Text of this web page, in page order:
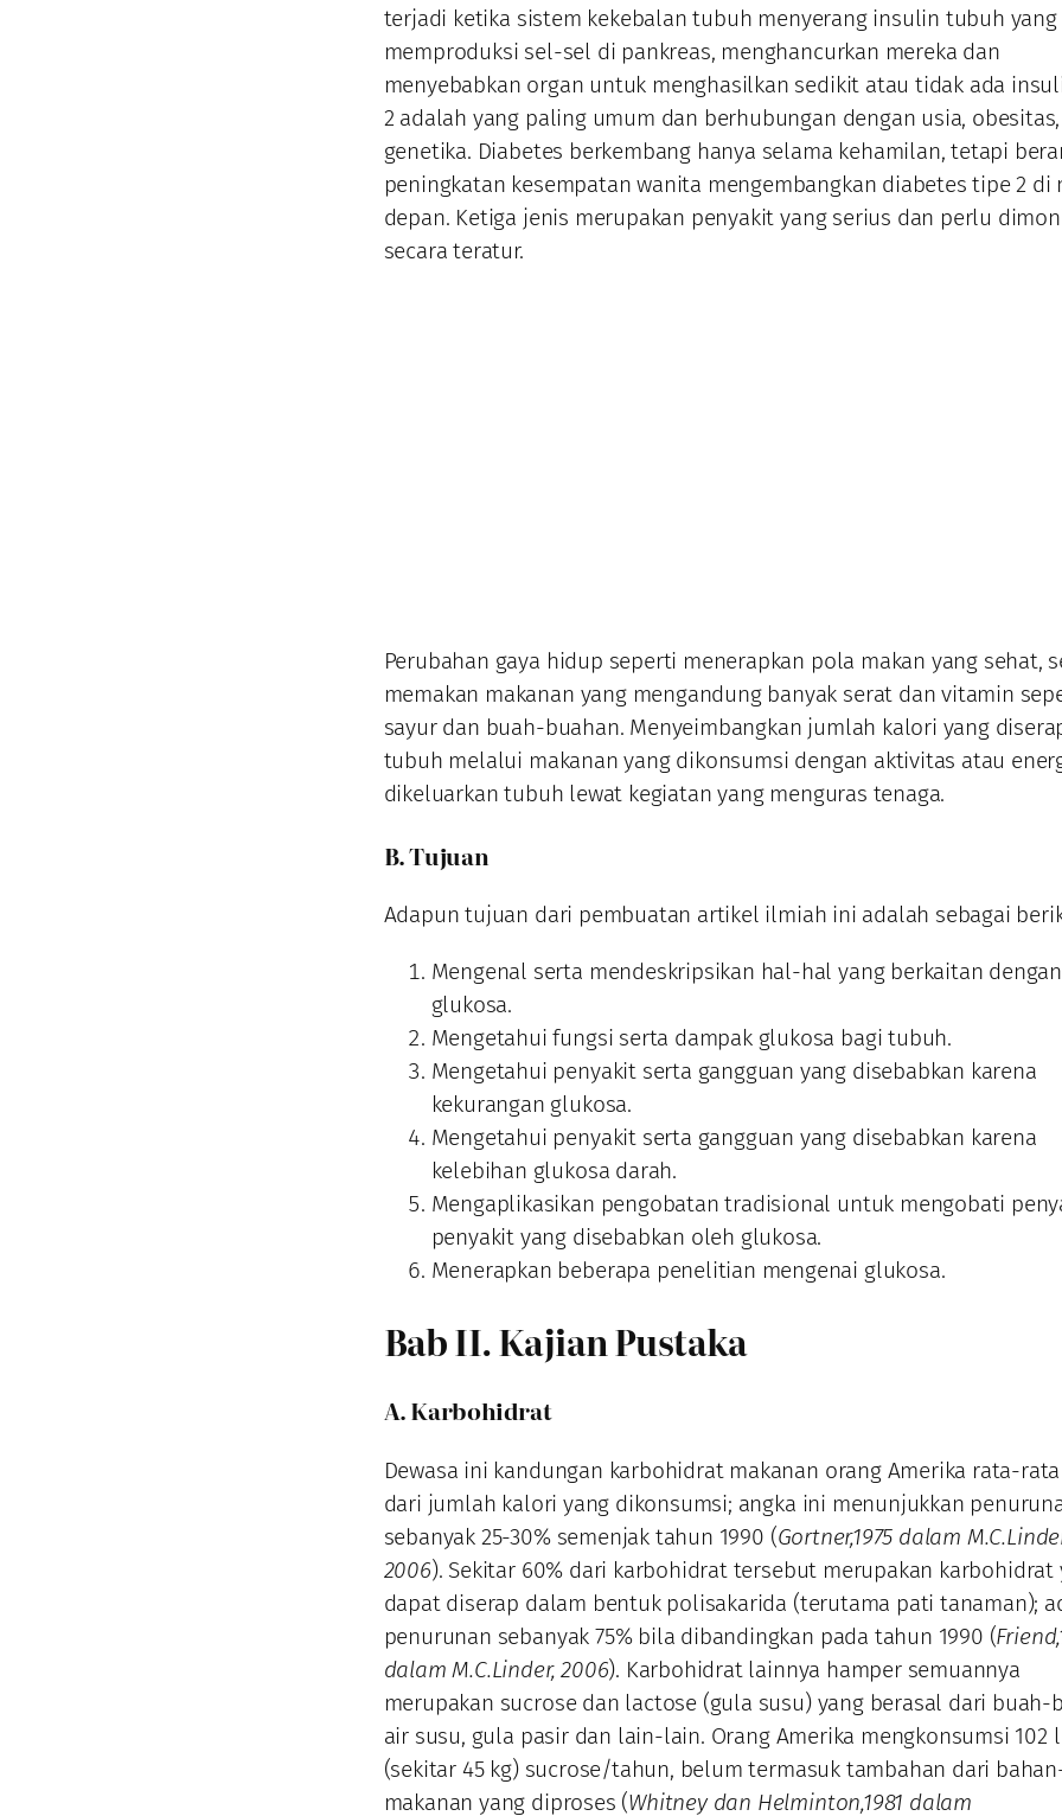
terjadi ketika sistem kekebalan tubuh menyerang insulin tubuh yang
memproduksi sel-sel di pankreas, menghancurkan mereka dan
menyebabkan organ untuk menghasilkan sedikit atau tidak ada
2 adalah yang paling umum dan berhubungan dengan usia,
genetika. Diabetes berkembang hanya selama kehamilan, tetapi
peningkatan kesempatan wanita mengembangkan diabetes tipe 2 di
depan. Ketiga jenis merupakan penyakit yang serius dan perlu
secara teratur.
Perubahan gaya hidup seperti menerapkan pola makan yang sehat,
memakan makanan yang mengandung banyak serat dan vitamin
sayur dan buah-buahan. Menyeimbangkan jumlah kalori yang
tubuh melalui makanan yang dikonsumsi dengan aktivitas atau
dikeluarkan tubuh lewat kegiatan yang menguras tenaga.
B. Tujuan
Adapun tujuan dari pembuatan artikel ilmiah ini adalah sebagai
Mengenal serta mendeskripsikan hal-hal yang berkaitan dengan
glukosa.
Mengetahui fungsi serta dampak glukosa bagi tubuh.
Mengetahui penyakit serta gangguan yang disebabkan karena
kekurangan glukosa.
Mengetahui penyakit serta gangguan yang disebabkan karena
kelebihan glukosa darah.
Mengaplikasikan pengobatan tradisional untuk mengobati
penyakit yang disebabkan oleh glukosa.
Menerapkan beberapa penelitian mengenai glukosa.
Bab II. Kajian Pustaka
A. Karbohidrat
Dewasa ini kandungan karbohidrat makanan orang Amerika rata-rata
dari jumlah kalori yang dikonsumsi; angka ini menunjukkan
sebanyak 25-30% semenjak tahun 1990 (Gortner,1975 dalam
2006). Sekitar 60% dari karbohidrat tersebut merupakan karbohidrat
dapat diserap dalam bentuk polisakarida (terutama pati tanaman);
penurunan sebanyak 75% bila dibandingkan pada tahun 1990 (
dalam M.C.Linder, 2006). Karbohidrat lainnya hamper semuannya
merupakan sucrose dan lactose (gula susu) yang berasal dari buah-
air susu, gula pasir dan lain-lain. Orang Amerika mengkonsumsi 102
(sekitar 45 kg) sucrose/tahun, belum termasuk tambahan dari
makanan yang diproses (Whitney dan Helminton,1981 dalam